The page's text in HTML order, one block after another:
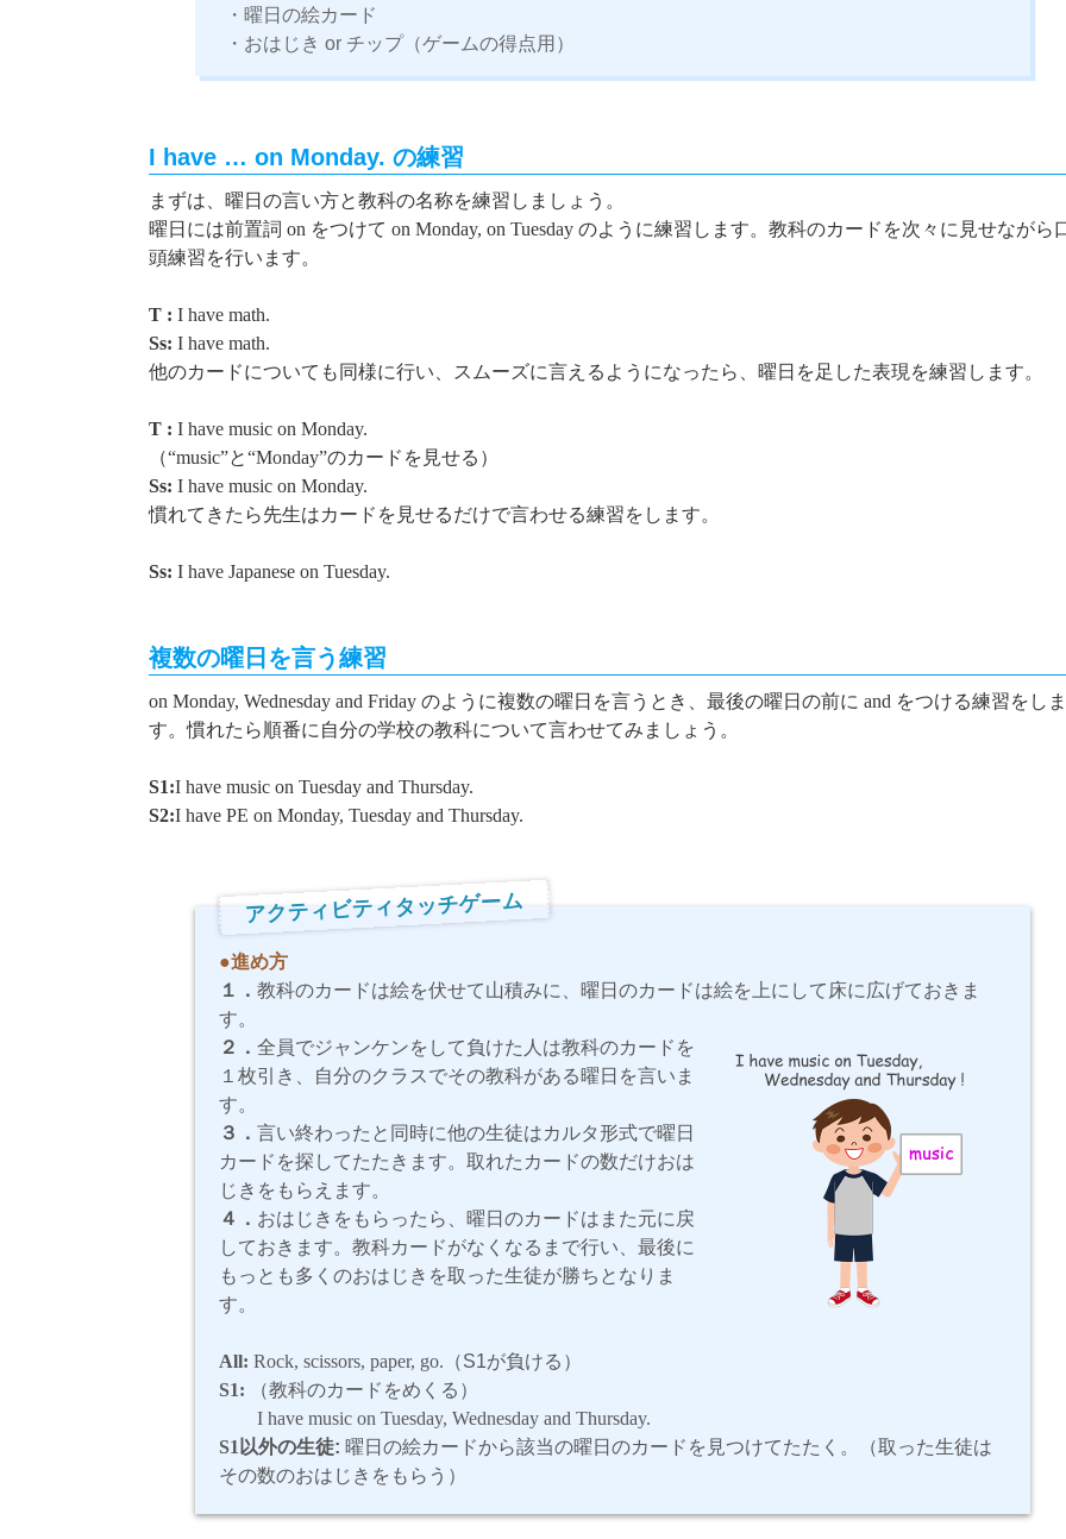
・曜日の絵カード
・おはじき or チップ（ゲームの得点用）
I have … on Monday. の練習
まずは、曜日の言い方と教科の名称を練習しましょう。
曜日には前置詞 on をつけて on Monday, on Tuesday のように練習します。教科のカードを次々に見せながら
頭練習を行います。
T : I have math.
Ss: I have math.
他のカードについても同様に行い、スムーズに言えるようになったら、曜日を足した表現を練習します。
T : I have music on Monday.
（“music”と“Monday”のカードを見せる）
Ss: I have music on Monday.
慣れてきたら先生はカードを見せるだけで言わせる練習をします。
Ss: I have Japanese on Tuesday.
複数の曜日を言う練習
on Monday, Wednesday and Friday のように複数の曜日を言うとき、最後の曜日の前に and をつける練習をしま
す。慣れたら順番に自分の学校の教科について言わせてみましょう。
S1:I have music on Tuesday and Thursday.
S2:I have PE on Monday, Tuesday and Thursday.
アクティビティタッチゲーム
●進め方
１． 教科のカードは絵を伏せて山積みに、曜日のカードは絵を上にして床に広げておきま
す。
２． 全員でジャンケンをして負けた人は教科のカードを
１枚引き、自分のクラスでその教科がある曜日を言いま
す。
３． 言い終わったと同時に他の生徒はカルタ形式で曜日
カードを探してたたきます。取れたカードの数だけおは
じきをもらえます。
４． おはじきをもらったら、曜日のカードはまた元に戻
しておきます。教科カードがなくなるまで行い、最後に
もっとも多くのおはじきを取った生徒が勝ちとなりま
す。
All: Rock, scissors, paper, go. （S1が負ける）
S1: （教科のカードをめくる）
I have music on Tuesday, Wednesday and Thursday.
S1 以外の生徒: 曜日の絵カードから該当の曜日のカードを見つけてたたく。（取った生徒は
その数のおはじきをもらう）